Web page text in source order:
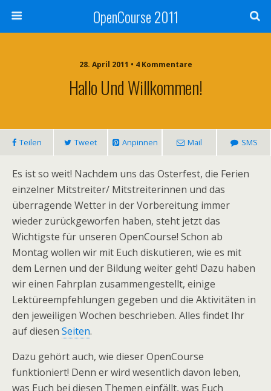
OpenCourse 2011
28. April 2011 • 4 Kommentare
Hallo Und Willkommen!
Teilen Tweet Anpinnen Mail SMS
Es ist so weit! Nachdem uns das Osterfest, die Ferien
einzelner Mitstreiter/ Mitstreiterinnen und das
überragende Wetter in der Vorbereitung immer
wieder zurückgeworfen haben, steht jetzt das
Wichtigste für unseren OpenCourse! Schon ab
Montag wollen wir mit Euch diskutieren, wie es mit
dem Lernen und der Bildung weiter geht! Dazu haben
wir einen Fahrplan zusammengestellt, einige
Lektüreempfehlungen gegeben und die Aktivitäten in
den jeweiligen Wochen beschrieben. Alles findet Ihr
auf diesen Seiten.
Dazu gehört auch, wie dieser OpenCourse
funktioniert! Denn er wird wesentlich davon leben,
was Euch bei diesen Themen einfällt, was Euch